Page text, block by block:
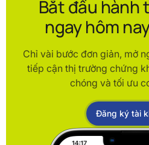
Bắt đầu hành
ngay hôm
Chỉ vài bước đơn giản, mở
tiếp cận thị trường chứng
chóng và tối ưu
Đăng ký tài